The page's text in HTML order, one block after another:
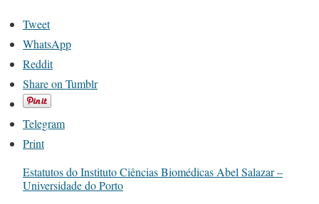
Tweet
WhatsApp
Reddit
Share on Tumblr
Telegram
Print
Estatutos do Instituto Ciências Biomédicas Abel Salazar –
Universidade do Porto